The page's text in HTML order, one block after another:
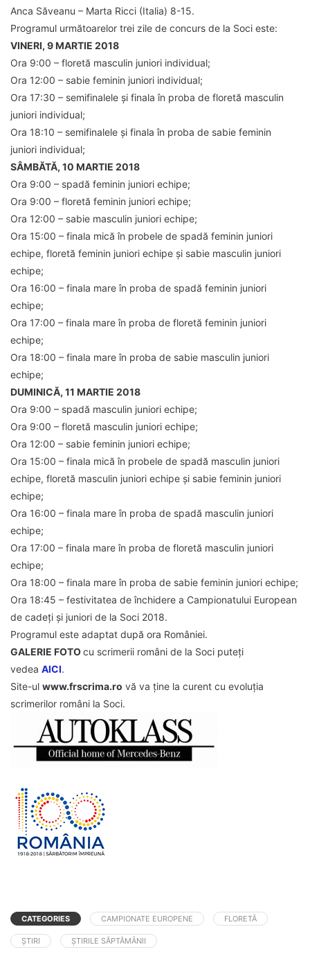
Anca Săveanu – Marta Ricci (Italia) 8-15.
Programul următoarelor trei zile de concurs de la Soci este:
VINERI, 9 MARTIE 2018
Ora 9:00 – floretă masculin juniori individual;
Ora 12:00 – sabie feminin juniori individual;
Ora 17:30 – semifinalele și finala în proba de floretă masculin
juniori individual;
Ora 18:10 – semifinalele și finala în proba de sabie feminin
juniori individual;
SÂMBĂTĂ, 10 MARTIE 2018
Ora 9:00 – spadă feminin juniori echipe;
Ora 9:00 – floretă feminin juniori echipe;
Ora 12:00 – sabie masculin juniori echipe;
Ora 15:00 – finala mică în probele de spadă feminin juniori
echipe, floretă feminin juniori echipe și sabie masculin juniori
echipe;
Ora 16:00 – finala mare în proba de spadă feminin juniori
echipe;
Ora 17:00 – finala mare în proba de floretă feminin juniori
echipe;
Ora 18:00 – finala mare în proba de sabie masculin juniori
echipe;
DUMINICĂ, 11 MARTIE 2018
Ora 9:00 – spadă masculin juniori echipe;
Ora 9:00 – floretă masculin juniori echipe;
Ora 12:00 – sabie feminin juniori echipe;
Ora 15:00 – finala mică în probele de spadă masculin juniori
echipe, floretă masculin juniori echipe și sabie feminin juniori
echipe;
Ora 16:00 – finala mare în proba de spadă masculin juniori
echipe;
Ora 17:00 – finala mare în proba de floretă masculin juniori
echipe;
Ora 18:00 – finala mare în proba de sabie feminin juniori echipe;
Ora 18:45 – festivitatea de închidere a Campionatului European
de cadeți și juniori de la Soci 2018.
Programul este adaptat după ora României.
GALERIE FOTOcu scrimerii români de la Soci puteți
vedea AICI.
Site-ul www.frscrima.ro vă va ține la curent cu evoluția
scrimerilor români la Soci.
CATEGORIES CAMPIONATE EUROPENE FLORETĂ
ȘTIRI ȘTIRILE SĂPTĂMÂNII